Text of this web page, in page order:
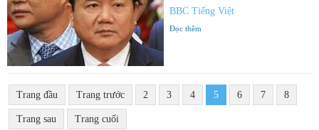
BBC Tiếng Việt
Đọc thêm
Trang đầu Trang trước 2 3 4 5 6 7 8
Trang sau Trang cuối